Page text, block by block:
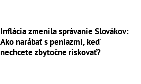
Inflácia zmenila správanie Slovákov:
Ako narábať s peniazmi, keď
nechcete zbytočne riskovať?